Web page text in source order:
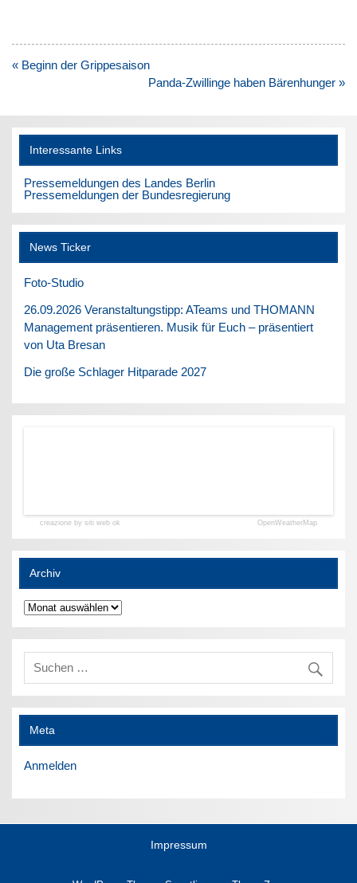
Beitragsnavigation
« Beginn der Grippesaison
Panda-Zwillinge haben Bärenhunger »
Interessante Links
Pressemeldungen des Landes Berlin
Pressemeldungen der Bundesregierung
News Ticker
Foto-Studio
26.09.2026 Veranstaltungstipp: ATeams und THOMANN
Management präsentieren. Musik für Euch – präsentiert
von Uta Bresan
Die große Schlager Hitparade 2027
creazione by siti web ok OpenWeatherMap
Archiv
Archiv
Meta
Anmelden
Impressum